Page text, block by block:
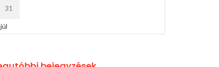
31